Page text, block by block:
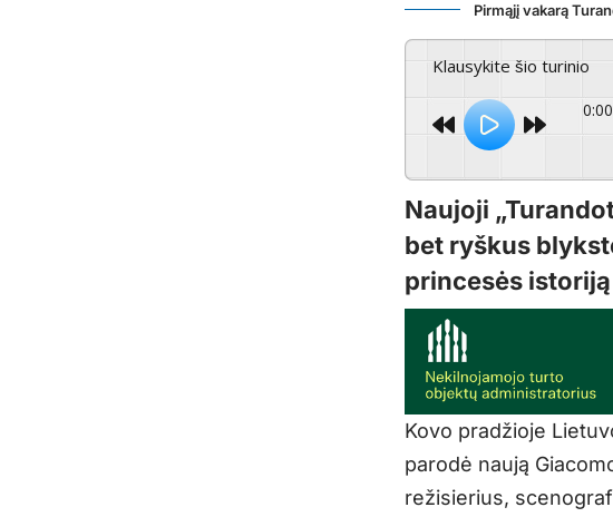
Pirmąjį vakarą
Klausykite šio turinio
0:00
Naujoji
bet ryškus
princesės
Kovo pradžioje
parodė naują
režisierius,